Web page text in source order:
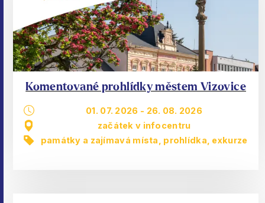
Komentované prohlídky městem Vizovice
01. 07. 2026 - 26. 08. 2026
začátek v infocentru
památky a zajímavá místa
prohlídka, exkurze